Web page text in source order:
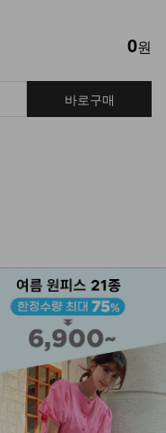
0원
바로구매